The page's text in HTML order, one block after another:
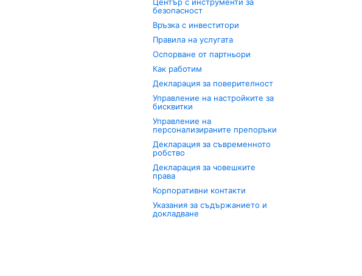
безопасност
Връзка с инвеститори
Правила на услугата
Оспорване от партньори
Как работим
Декларация за поверителност
Управление на настройките за
бисквитки
Управление на
персонализираните препоръки
Декларация за съвременното
робство
Декларация за човешките
права
Корпоративни контакти
Указания за съдържанието и
докладване